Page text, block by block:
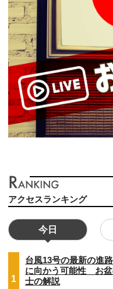
アクセスランキング
今日
1
台風13号の最新の進
に向かう可能性 お
士の解説